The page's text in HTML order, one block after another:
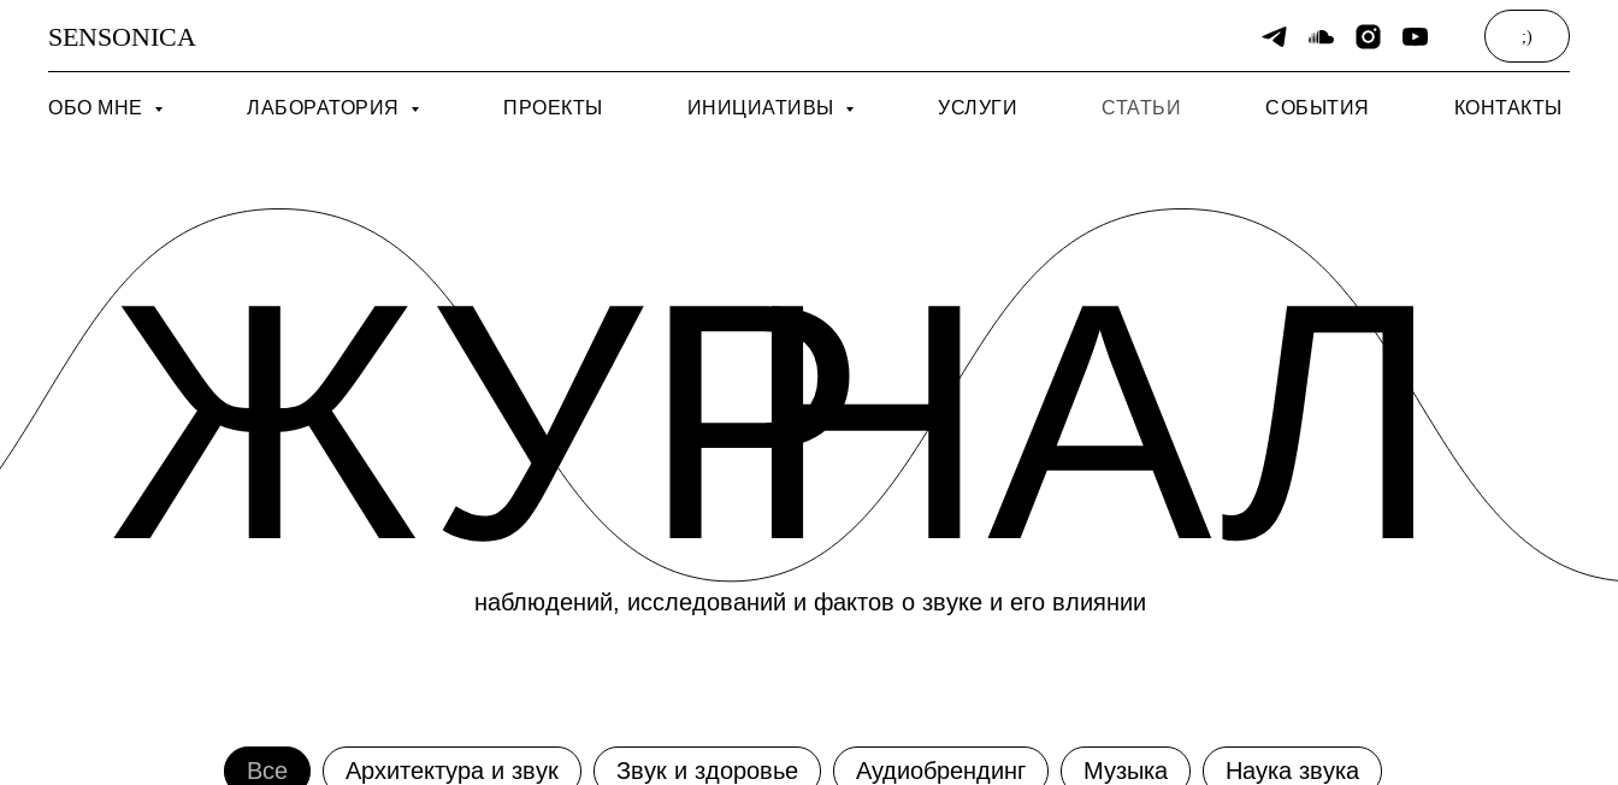
SENSONICA ;)
ОБО МНЕ ЛАБОРАТОРИЯ ПРОЕКТЫ ИНИЦИАТИВЫ УСЛУГИ СТАТЬИ СОБЫТИЯ КОНТАКТЫ
ЖУР
наблюдений, исследований и фактов о звуке и его влиянии
НАЛ
Все Архитектура и звук Звук и здоровье Аудиобрендинг Музыка Наука звука